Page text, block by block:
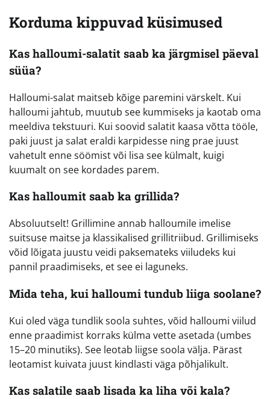
Korduma kippuvad küsimused
Kas halloumi-salatit saab ka järgmisel päeval
süüa?
Halloumi-salat maitseb kõige paremini värskelt. Kui
halloumi jahtub, muutub see kummiseks ja kaotab oma
meeldiva tekstuuri. Kui soovid salatit kaasa võtta tööle,
paki juust ja salat eraldi karpidesse ning prae juust
vahetult enne söömist või lisa see külmalt, kuigi
kuumalt on see kordades parem.
Kas halloumit saab ka grillida?
Absoluutselt! Grillimine annab halloumile imelise
suitsuse maitse ja klassikalised grillitriibud. Grillimiseks
võid lõigata juustu veidi paksemateks viiludeks kui
pannil praadimiseks, et see ei laguneks.
Mida teha, kui halloumi tundub liiga soolane?
Kui oled väga tundlik soola suhtes, võid halloumi viilud
enne praadimist korraks külma vette asetada (umbes
15–20 minutiks). See leotab liigse soola välja. Pärast
leotamist kuivata juust kindlasti väga põhjalikult.
Kas salatile saab lisada ka liha või kala?